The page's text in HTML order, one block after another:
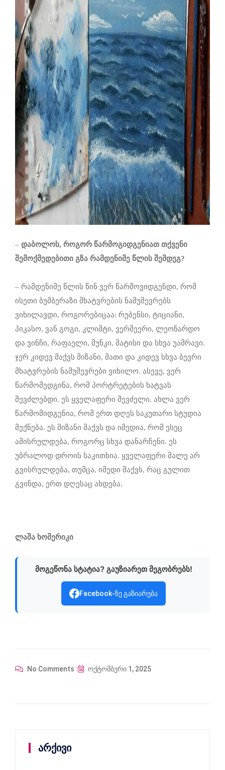
– დაბოლოს, როგორ წარმოგიდგენიათ თქვენი
შემოქმედებითი გზა რამდენიმე წლის შემდეგ?
– რამდენიმე წლის წინ ვერ წარმოვიდგენდი, რომ
ისეთი ბუმბერაზი მხატვრების ნამუშევრებს
ვიხილავდი, როგორებიცაა: რუბენსი, ტიციანი,
პიკასო, ვან გოგი, კლიმტი, ვერმეერი, ლეონარდო
და ვინჩი, რაფაელი, მუნკი, მატისი და სხვა უამრავი.
ჯერ კიდევ მაქვს მიზანი, მათი და კიდევ სხვა ბევრი
მხატვრების ნამუშევრები ვიხილო. ასევე, ვერ
წარმომედგინა, რომ პორტრეტების ხატვას
შევძლებდი. ეს ყველაფერი შევძელი. ახლა ვერ
წარმომიდგენია, რომ ერთ დღეს საკუთარი სტუდია
მექნება. ეს მიზანი მაქვს და იმედია, რომ ესეც
ამისრულდება, როგორც სხვა დანარჩენი. ეს
უბრალოდ დროის საკითხია. ყველაფერი მალე არ
გვისრულდება, თუმცა, იმედი მაქვს, რაც გულით
გვინდა, ერთ დღესაც ახდება.
ლაშა ხომერიკი
მოგეწონა სტატია? გაუზიარეთ მეგობრებს!
Facebook-ზე გაზიარება
No Comments ოქტომბერი 1, 2025
არქივი